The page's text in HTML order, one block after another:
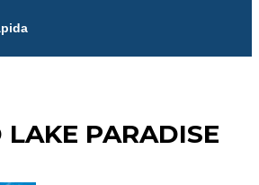
LAKE PARADISE